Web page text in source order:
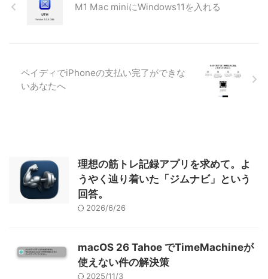
M1 Mac miniにWindows11を入れる
ペイディでiPhoneの支払い完了ができな
いあなたへ
理想の筋トレ記録アプリを求めて。よ
うやく辿り着いた「ジムナビ」という
回答。
2026/6/26
macOS 26 Tahoe でTimeMachineが
使えない件の解決策
2025/11/3